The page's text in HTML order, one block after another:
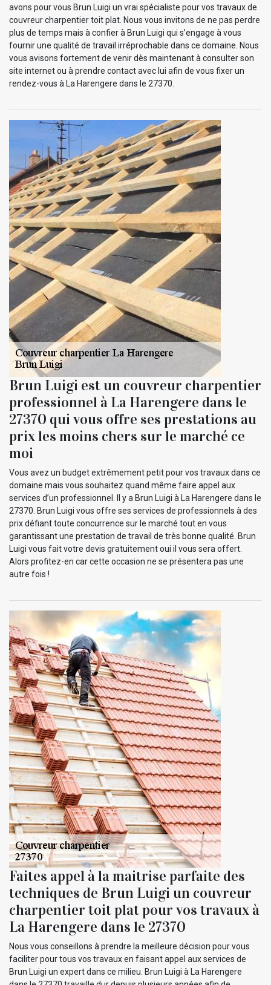
avons pour vous Brun Luigi un vrai spécialiste pour vos travaux de
couvreur charpentier toit plat. Nous vous invitons de ne pas perdre
plus de temps mais à confier à Brun Luigi qui s’engage à vous
fournir une qualité de travail irréprochable dans ce domaine. Nous
vous avisons fortement de venir dès maintenant à consulter son
site internet ou à prendre contact avec lui afin de vous fixer un
rendez-vous à La Harengere dans le 27370.
Brun Luigi est un couvreur charpentier
professionnel à La Harengere dans le
27370 qui vous offre ses prestations au
prix les moins chers sur le marché ce
moi
Vous avez un budget extrêmement petit pour vos travaux dans ce
domaine mais vous souhaitez quand même faire appel aux
services d’un professionnel. Il y a Brun Luigi à La Harengere dans le
27370. Brun Luigi vous offre ses services de professionnels à des
prix défiant toute concurrence sur le marché tout en vous
garantissant une prestation de travail de très bonne qualité. Brun
Luigi vous fait votre devis gratuitement oui il vous sera offert.
Alors profitez-en car cette occasion ne se présentera pas une
autre fois !
Faites appel à la maitrise parfaite des
techniques de Brun Luigi un couvreur
charpentier toit plat pour vos travaux à
La Harengere dans le 27370
Nous vous conseillons à prendre la meilleure décision pour vous
faciliter pour tous vos travaux en faisant appel aux services de
Brun Luigi un expert dans ce milieu. Brun Luigi à La Harengere